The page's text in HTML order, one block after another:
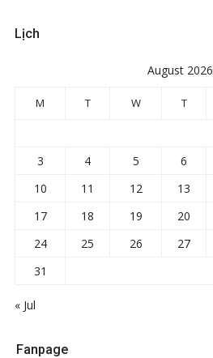
Lịch
August 2026
M T W T
3
4 5 6
10
11 12 13
17
18 19 20
24
25 26 27
31
« Jul
Fanpage